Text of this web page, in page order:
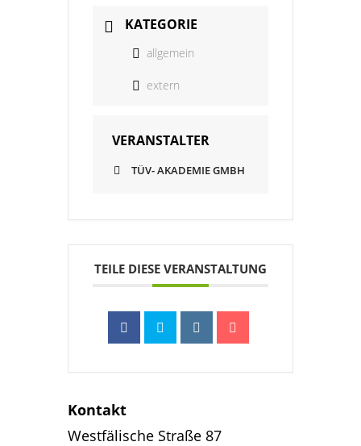
KATEGORIE
allgemein
extern
VERANSTALTER
TÜV- AKADEMIE GMBH
TEILE DIESE VERANSTALTUNG
Kontakt
Westfälische Straße 87